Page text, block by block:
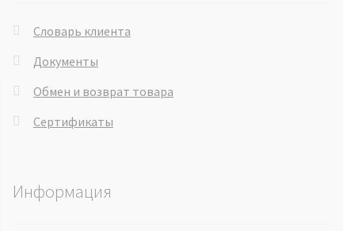
Словарь клиента
Документы
Обмен и возврат товара
Сертификаты
Информация